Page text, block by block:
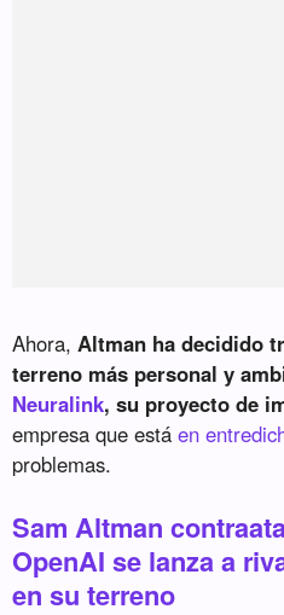
Ahora, Altman ha decidido
terreno más personal y
Neuralink, su proyecto de
empresa que estáen
problemas.
Sam Altman
OpenAI se lanza a
en su terreno